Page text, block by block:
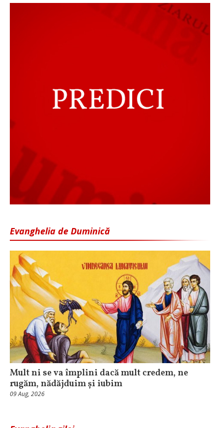
Evanghelia de Duminică
Mult ni se va împlini dacă mult credem, ne
rugăm, nădăjduim și iubim
09 Aug, 2026